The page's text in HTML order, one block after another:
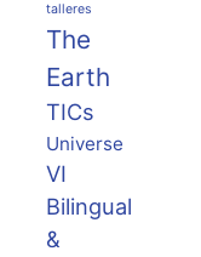
talleres
The
Earth
TICs
Universe
VI
Bilingual
&